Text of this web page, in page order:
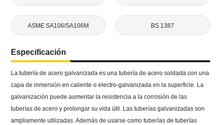
ASME SA106/SA106M BS 1387
Especificación
La tubería de acero galvanizada es una tubería de acero soldada con una
capa de inmersión en caliente o electro-galvanizada en la superficie. La
galvanización puede aumentar la resistencia a la corrosión de las
tuberías de acero y prolongar su vida útil. Las tuberías galvanizadas son
ampliamente utilizadas. Además de usarse como tuberías de tuberías